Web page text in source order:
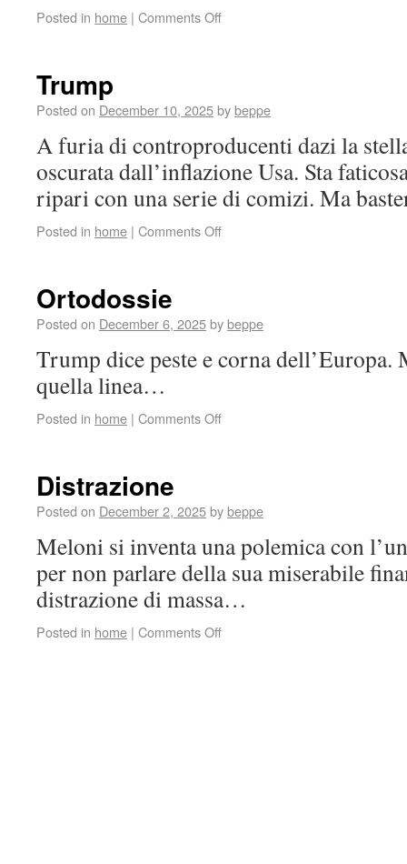
Posted in home | Comments Off
Trump
Posted on December 10, 2025bybeppe
A furia di controproducenti dazi la
oscurata dall’inflazione Usa. Sta
ripari con una serie di comizi. Ma
Posted in home | Comments Off
Ortodossie
Posted on December 6, 2025bybeppe
Trump dice peste e corna
quella linea…
Posted in home | Comments Off
Distrazione
Posted on December 2, 2025bybeppe
Meloni si inventa una polemica con
per non parlare della sua miserabile
distrazione di massa…
Posted in home | Comments Off